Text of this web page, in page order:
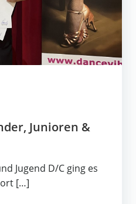
Junio­ren &
Jugend D/C ging es
[…]